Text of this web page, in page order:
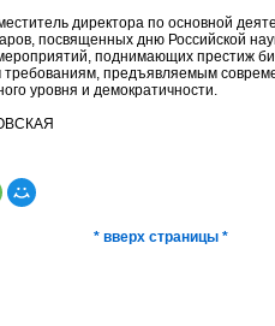
директора по основной
посвященных дню Российской
поднимающих престиж
предъявляемым
уровня и демократичности.
* вверх страницы *